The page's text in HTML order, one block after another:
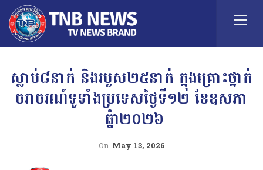
ស្លាប់៨នាក់ និងរបួស២៥នាក់ ក្នុងគ្រោះថ្នាក់
ចរាចរណ៍ទូទាំងប្រទេសថ្ងៃទី១២ ខែឧសភា
ឆ្នំា២០២៦
On May 13, 2026